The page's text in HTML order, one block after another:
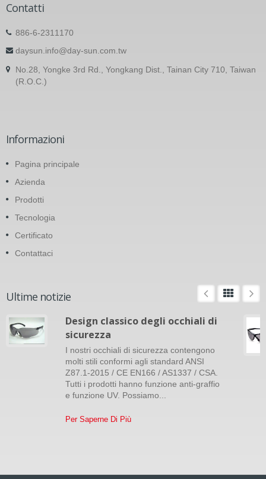
Contatti
886-6-2311170
daysun.info@day-sun.com.tw
No.28, Yongke 3rd Rd., Yongkang Dist., Tainan City 710, Taiwan
(R.O.C.)
Informazioni
Pagina principale
Azienda
Prodotti
Tecnologia
Certificato
Contattaci
Ultime notizie
Design classico degli occhiali di
sicurezza
I nostri occhiali di sicurezza contengono
molti stili conformi agli standard ANSI
Z87.1-2015 / CE EN166 / AS1337 / CSA.
Tutti i prodotti hanno funzione anti-graffio
e funzione UV. Possiamo...
Per Saperne Di Più